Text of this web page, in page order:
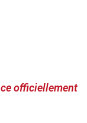
officiellement